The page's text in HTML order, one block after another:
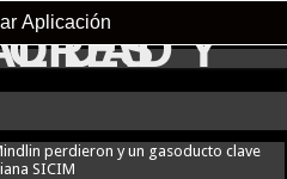
Aplicación
de nuevos centros de datos en
perdieron y un gasoducto clave
SICIM